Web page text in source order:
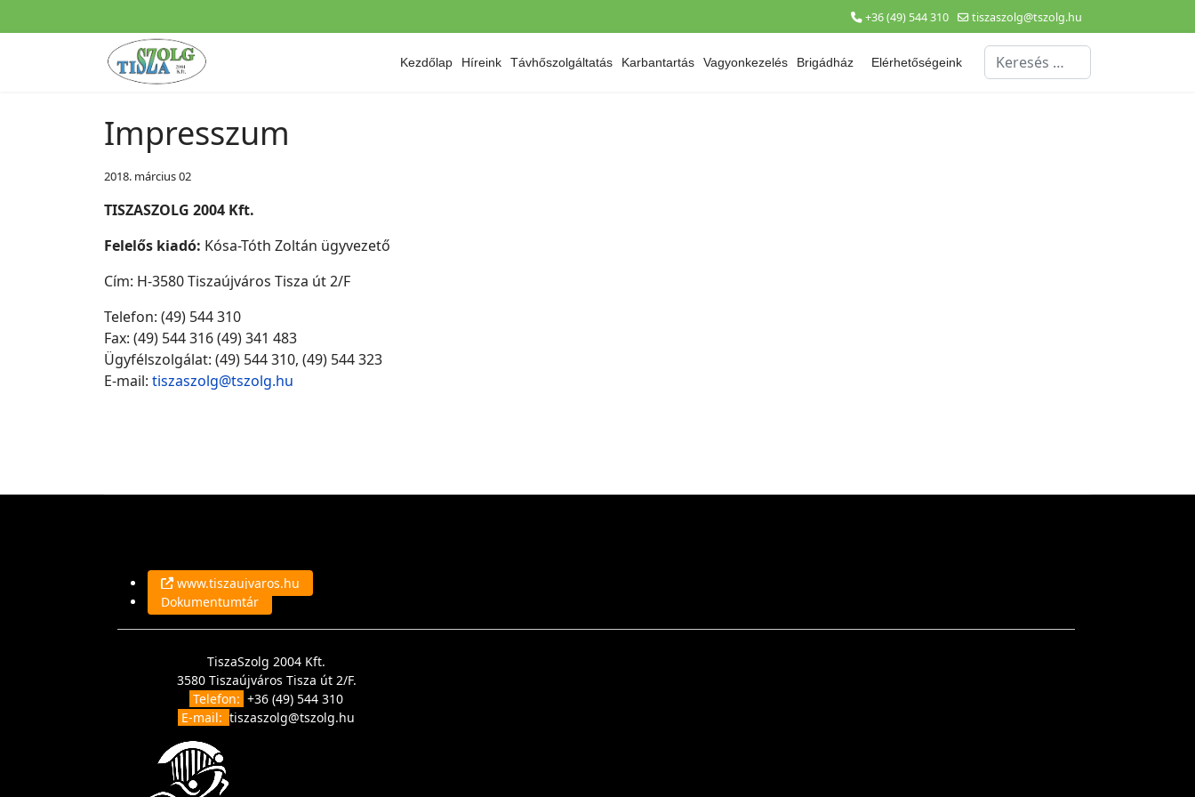
+36 (49) 544 310 tiszaszolg@tszolg.hu
Kezdőlap Híreink Távhőszolgáltatás Karbantartás Vagyonkezelés Brigádház Elérhetőségeink Keresés...
Impresszum
2018. március 02
TISZASZOLG 2004 Kft.
Felelős kiadó: Kósa-Tóth Zoltán ügyvezető
Cím: H-3580 Tiszaújváros Tisza út 2/F
Telefon: (49) 544 310
Fax: (49) 544 316 (49) 341 483
Ügyfélszolgálat: (49) 544 310, (49) 544 323
E-mail: tiszaszolg@tszolg.hu
www.tiszaujvaros.hu
Dokumentumtár
TiszaSzolg 2004 Kft.
3580 Tiszaújváros Tisza út 2/F.
Telefon: +36 (49) 544 310
E-mail:tiszaszolg@tszolg.hu